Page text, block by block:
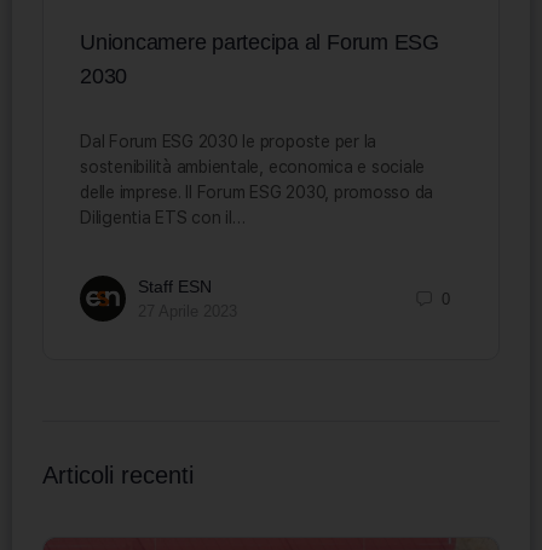
Unioncamere partecipa al Forum ESG
2030
Dal Forum ESG 2030 le proposte per la
sostenibilità ambientale, economica e sociale
delle imprese. Il Forum ESG 2030, promosso da
Diligentia ETS con il…
Staff ESN
0
Articoli recenti